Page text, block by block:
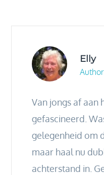
Elly
Author
Van jongs af aan
gefascineerd.
gelegenheid om
maar haal nu
achterstand in.